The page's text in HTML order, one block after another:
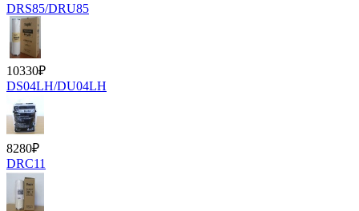
DRS85/DRU85
10330₽
DS04LH/DU04LH
8280₽
DRC11